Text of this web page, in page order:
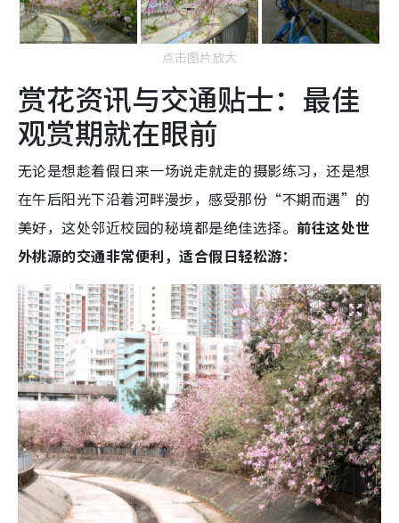
点击图片放大
赏花资讯与交通贴士：最佳
观赏期就在眼前
无论是想趁着假日来一场说走就走的摄影练习，还是想
在午后阳光下沿着河畔漫步，感受那份“不期而遇”的
美好，这处邻近校园的秘境都是绝佳选择。 前往这处世
外桃源的交通非常便利，适合假日轻松游：